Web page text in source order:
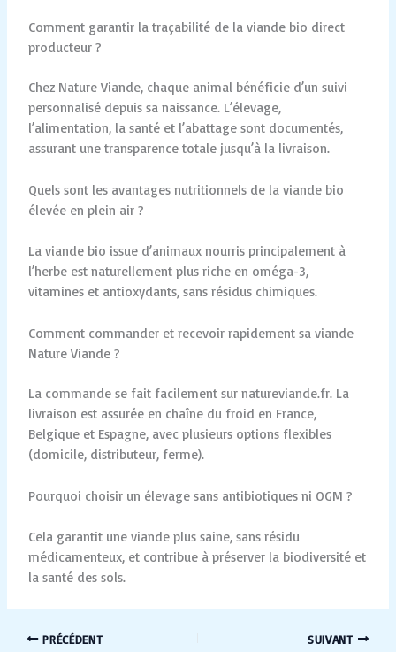
Comment garantir la traçabilité de la viande bio direct
producteur ?
Chez Nature Viande, chaque animal bénéficie d’un suivi
personnalisé depuis sa naissance. L’élevage,
l’alimentation, la santé et l’abattage sont documentés,
assurant une transparence totale jusqu’à la livraison.
Quels sont les avantages nutritionnels de la viande bio
élevée en plein air ?
La viande bio issue d’animaux nourris principalement à
l’herbe est naturellement plus riche en oméga-3,
vitamines et antioxydants, sans résidus chimiques.
Comment commander et recevoir rapidement sa viande
Nature Viande ?
La commande se fait facilement sur natureviande.fr. La
livraison est assurée en chaîne du froid en France,
Belgique et Espagne, avec plusieurs options flexibles
(domicile, distributeur, ferme).
Pourquoi choisir un élevage sans antibiotiques ni OGM ?
Cela garantit une viande plus saine, sans résidu
médicamenteux, et contribue à préserver la biodiversité et
la santé des sols.
PRÉCÉDENT SUIVANT